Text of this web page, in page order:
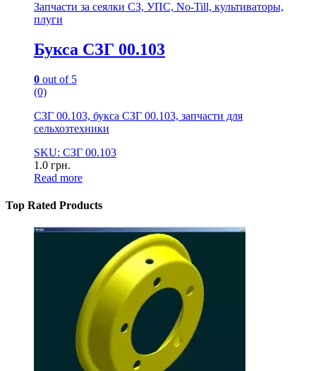
Запчасти за сеялки СЗ, УПС, No-Till, культиваторы,
плуги
Букса СЗГ 00.103
0 out of 5
(0)
СЗГ 00.103, букса СЗГ 00.103, запчасти для
сельхозтехники
SKU: СЗГ 00.103
1.0 грн.
Read more
Top Rated Products